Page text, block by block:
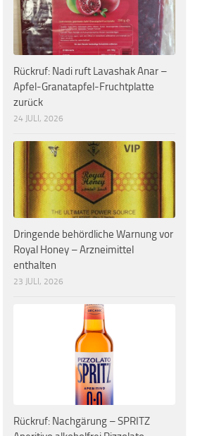
Rückruf: Nadi ruft Lavashak Anar –
Apfel-Granatapfel-Fruchtplatte
zurück
24 JULI, 2026
Dringende behördliche Warnung vor
Royal Honey – Arzneimittel
enthalten
23 JULI, 2026
Rückruf: Nachgärung – SPRITZ